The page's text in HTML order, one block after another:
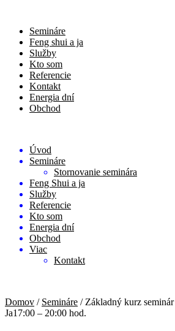
Semináre
Feng shui a ja
Služby
Kto som
Referencie
Kontakt
Energia dní
Obchod
Úvod
Semináre
Stornovanie seminára
Feng Shui a ja
Služby
Referencie
Kto som
Energia dní
Obchod
Viac
Kontakt
Domov / Semináre / Základný kurz
Ja17:00 – 20:00 hod.